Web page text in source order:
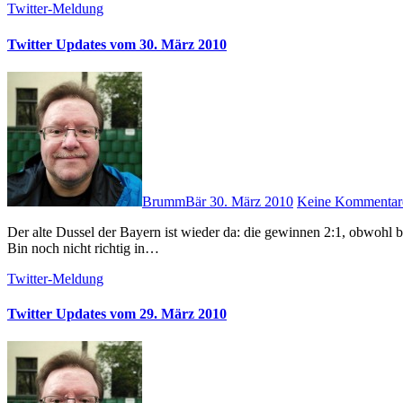
Twitter-Meldung
Twitter Updates vom 30. März 2010
BrummBär30. März 2010 Keine
Der alte Dussel der Bayern ist wieder da: die gewinnen 2:1, obwohl bereits nach 2 Minuten 0:1 stand. Ich fasse es nicht, wirklich nicht! #
Bin noch nicht richtig in…
Twitter-Meldung
Twitter Updates vom 29. März 2010